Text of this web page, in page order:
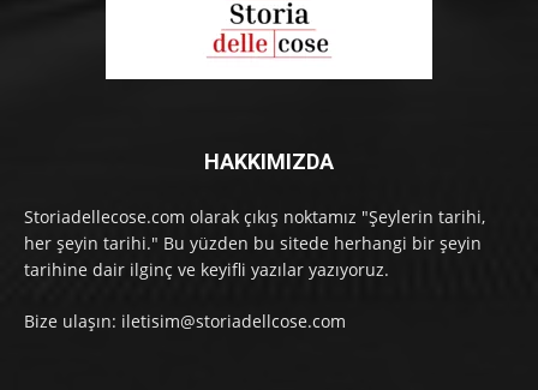
HAKKIMIZDA
Storiadellecose.com olarak çıkış noktamız "Şeylerin tarihi,
her şeyin tarihi." Bu yüzden bu sitede herhangi bir şeyin
tarihine dair ilginç ve keyifli yazılar yazıyoruz.
Bize ulaşın: iletisim@storiadellcose.com